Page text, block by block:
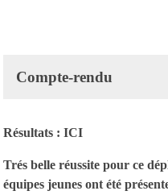
Compte-rendu
Résultats : ICI
Trés belle réussite pour ce
équipes jeunes ont été